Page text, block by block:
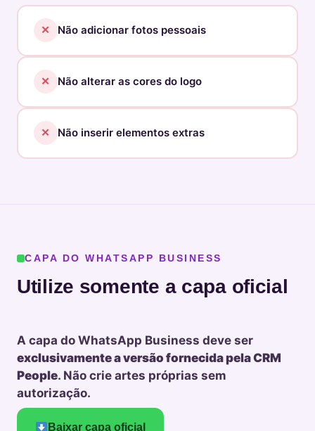
✕ Não adicionar fotos pessoais
✕ Não alterar as cores do logo
✕ Não inserir elementos extras
CAPA DO WHATSAPP BUSINESS
Utilize somente a capa oficial
A capa do WhatsApp Business deve ser
exclusivamente a versão fornecida pela CRM
People. Não crie artes próprias sem
autorização.
Baixar capa oficial